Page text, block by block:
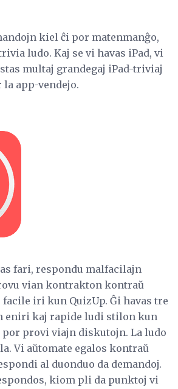
kiel ĉi por matenmanĝo,
ludo. Kaj se vi havas iPad, vi
multaj grandegaj iPad-triviaj
app-vendejo.
fari, respondu malfacilajn
vian kontrakton kontraŭ
iri kun QuizUp. Ĝi havas tre
eniri kaj rapide ludi stilon kun
provi viajn diskutojn. La ludo
Vi aŭtomate egalos kontraŭ
al duonduo da demandoj.
kiom pli da punktoj vi